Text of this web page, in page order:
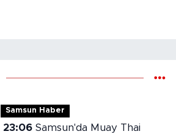
Samsun Haber
23:06Samsun'da Muay Thai